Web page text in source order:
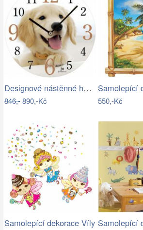
Designové nástěnné hodiny 14846 Lowell…
846,-890,-Kč 550,-Kč
Samolepící dekorace Víly